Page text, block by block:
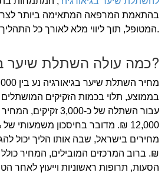
בהתאמת המרפאה המתאימה ביותר
המטופל, תוך ליווי מלא לאורך כל התהליך.
כמה עולה השתלת שיער בגיאורגיה?
בממוצע, תלוי בכמות הזקיקים
₪. ברוב המרכזים המובילים, המחיר כולל
הסעות, תרופות ראשוניות וייעוץ לאחר